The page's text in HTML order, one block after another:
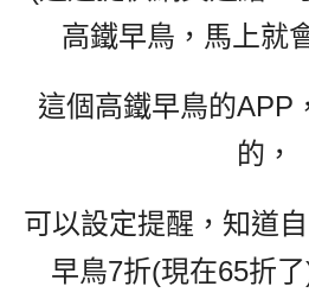
高鐵早鳥，馬上就
這個高鐵早鳥的APP
的，
可以設定提醒，知道
早鳥7折(現在65折